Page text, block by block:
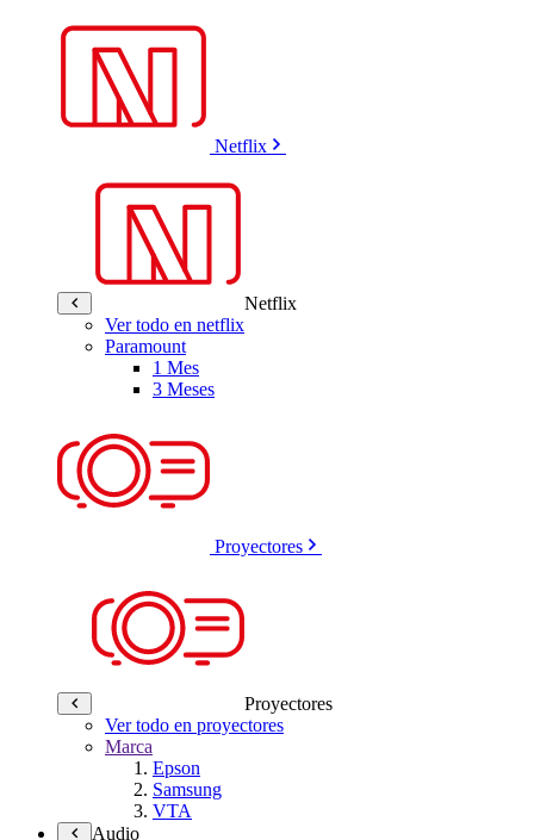
Netflix
Netflix
Ver todo en netflix
Paramount
1 Mes
3 Meses
Proyectores
Proyectores
Ver todo en proyectores
Marca
Epson
Samsung
VTA
Audio